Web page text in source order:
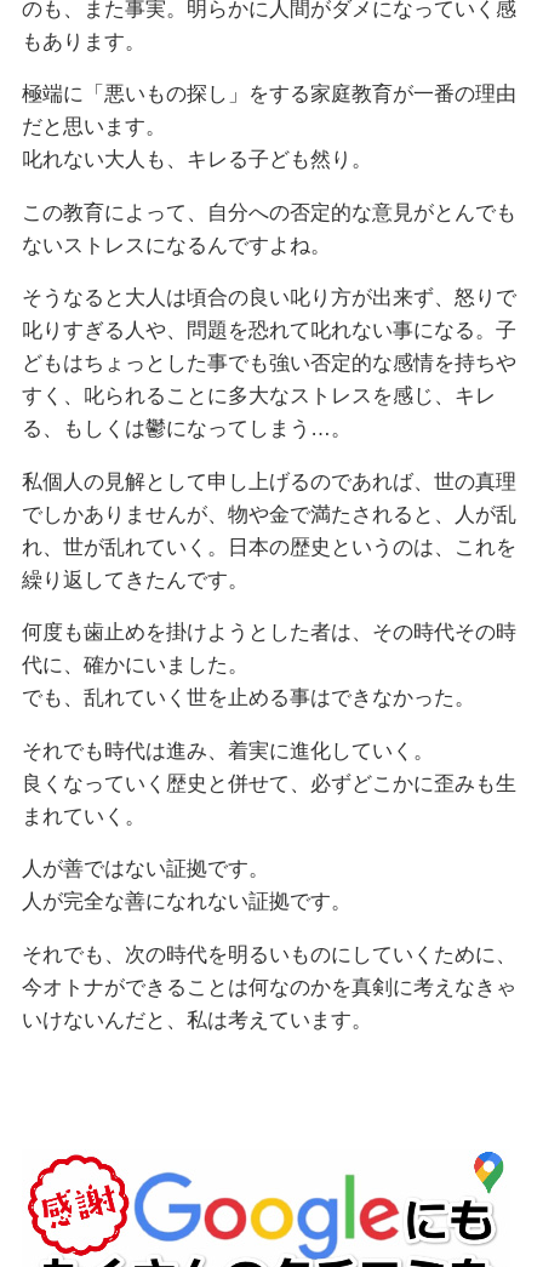
のも、また事実。明らかに人間がダメになっていく感
もあります。
極端に「悪いもの探し」をする家庭教育が一番の理由
だと思います。
叱れない大人も、キレる子ども然り。
この教育によって、自分への否定的な意見がとんでも
ないストレスになるんですよね。
そうなると大人は頃合の良い叱り方が出来ず、怒りで
叱りすぎる人や、問題を恐れて叱れない事になる。子
どもはちょっとした事でも強い否定的な感情を持ちや
すく、叱られることに多大なストレスを感じ、キレ
る、もしくは鬱になってしまう…。
私個人の見解として申し上げるのであれば、世の真理
でしかありませんが、物や金で満たされると、人が乱
れ、世が乱れていく。日本の歴史というのは、これを
繰り返してきたんです。
何度も歯止めを掛けようとした者は、その時代その時
代に、確かにいました。
でも、乱れていく世を止める事はできなかった。
それでも時代は進み、着実に進化していく。
良くなっていく歴史と併せて、必ずどこかに歪みも生
まれていく。
人が善ではない証拠です。
人が完全な善になれない証拠です。
それでも、次の時代を明るいものにしていくために、
今オトナができることは何なのかを真剣に考えなきゃ
いけないんだと、私は考えています。